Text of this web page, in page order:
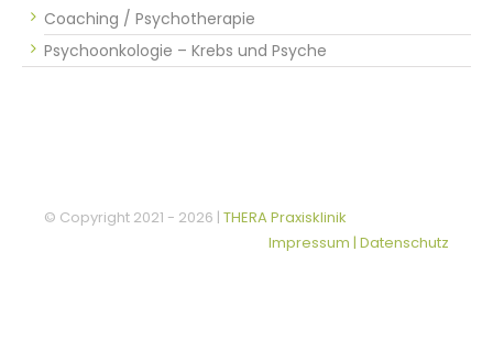
Coaching / Psychotherapie
Psychoonkologie – Krebs und Psyche
© Copyright 2021 - 2026 | THERA Praxisklinik
Impressum | Datenschutz